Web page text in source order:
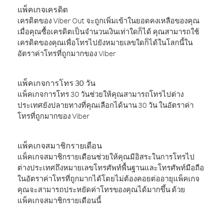
แพ็คเกจเครดิต
เครดิตของ Viber Out จะถูกเพิ่มเข้าในยอดคงเหลือของคุณ
เมื่อคุณซื้อเครดิตเป็นจำนวนเงินเท่าใดก็ได้ คุณสามารถใช้
เครดิตของคุณเพื่อโทรไปยังหมายเลขใดก็ได้ในโลกนี้ใน
อัตราค่าโทรที่ถูกมากของ Viber
แพ็คเกจการโทร 30 วัน
แพ็คเกจการโทร 30 วันช่วยให้คุณสามารถโทรไปต่าง
ประเทศยังปลายทางที่คุณเลือกได้นาน 30 วัน ในอัตราค่า
โทรที่ถูกมากของ Viber
แพ็คเกจสมาชิกรายเดือน
แพ็คเกจสมาชิกรายเดือนช่วยให้คุณมีอิสระในการโทรไป
ต่างประเทศถึงหมายเลขโทรศัพท์พื้นฐานและโทรศัพท์มือถือ
ในอัตราค่าโทรที่ถูกมากได้โดยไม่ต้องคอยต่ออายุแพ็คเกจ
คุณจะสามารถประหยัดค่าโทรของคุณได้มากขึ้น ด้วย
แพ็คเกจสมาชิกรายเดือนนี้